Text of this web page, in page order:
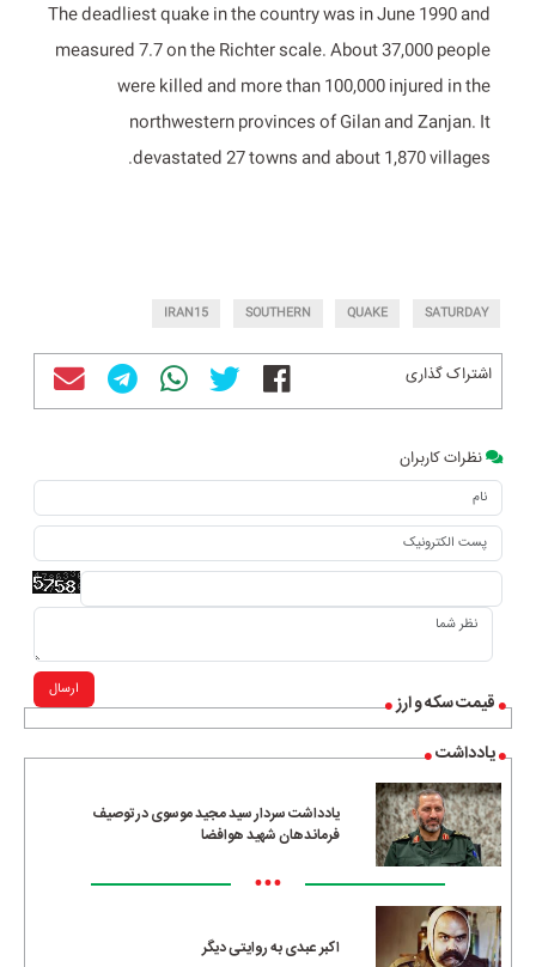
قیمت سکه و ارز
یادداشت
یادداشت سردار سید مجید موسوی در توصیف
فرماندهان شهید هوافضا
•••
اکبر عبدی به روایتی دیگر
The deadliest quake in the country was in June 1990 and
measured 7.7 on the Richter scale. About 37,000 people
were killed and more than 100,000 injured in the
northwestern provinces of Gilan and Zanjan. It
devastated 27 towns and about 1,870 villages.
SATURDAY
QUAKE
SOUTHERN
IRAN15
اشتراک گذاری
نظرات کاربران
ارسال